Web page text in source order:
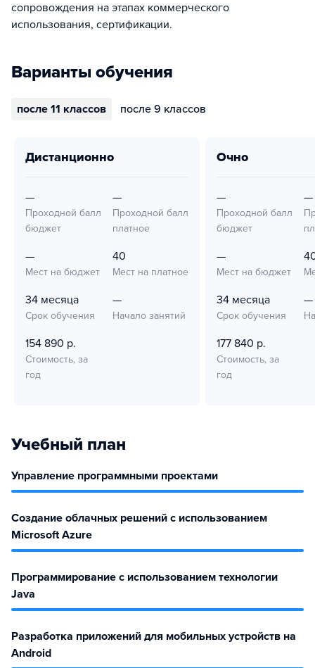
сопровождения на этапах коммерческого
использования, сертификации.
Варианты обучения
после 11 классов после 9 классов
дистанционно
—
Проходной балл
бюджет
—
Проходной балл
платное
—
Мест на бюджет
40
Мест на платное
34 месяца
Срок обучения
—
Начало занятий
154 890 р.
Стоимость, за
год
очно
—
Проходной балл
бюджет
—
—
Мест на бюджет
34 месяца
Срок обучения
—
177 840 р.
Стоимость, за
год
Учебный план
Управление программными проектами
Создание облачных решений с использованием
Microsoft Azure
Программирование с использованием технологии
Java
Разработка приложений для мобильных устройств на
Android